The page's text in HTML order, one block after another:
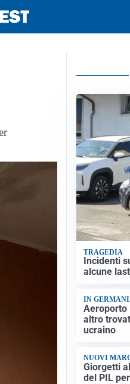
TRAGEDIA
Incidenti
alcune
IN
Aeroporto
altro
ucraino
NUOVI
Giorgetti
del PIL